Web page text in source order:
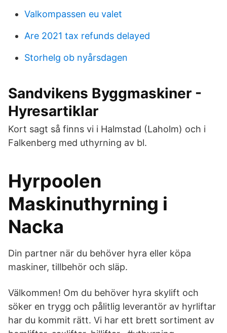
Valkompassen eu valet
Are 2021 tax refunds delayed
Storhelg ob nyårsdagen
Sandvikens Byggmaskiner -
Hyresartiklar
Kort sagt så finns vi i Halmstad (Laholm) och i
Falkenberg med uthyrning av bl.
Hyrpoolen
Maskinuthyrning i
Nacka
Din partner när du behöver hyra eller köpa
maskiner, tillbehör och släp.
Välkommen! Om du behöver hyra skylift och
söker en trygg och pålitlig leverantör av hyrliftar
har du kommit rätt. Vi har ett brett sortiment av